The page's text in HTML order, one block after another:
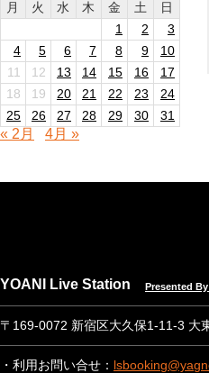
月
火 水 木 金 土
日
1
2
3
4
5 6 7 8 9
10
11
12 13 14 15 16
17
18
19 20 21 22 23
24
25
26 27 28 29 30 31
« 2月 4月 »
YOANI Live Station Presented By
〒169-0072 新宿区大久保1-11-3
・利用お問い合せ：